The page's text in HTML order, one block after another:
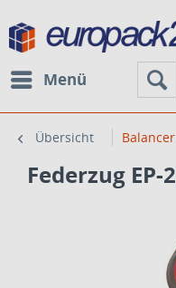
Menü
Übersicht
Federzug